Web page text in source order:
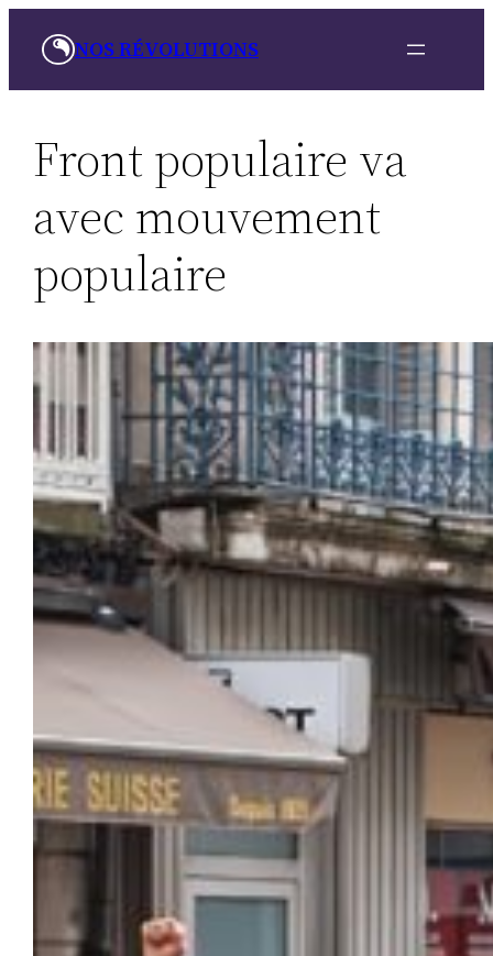
NOS RÉVOLUTIONS
Front populaire va
avec mouvement
populaire